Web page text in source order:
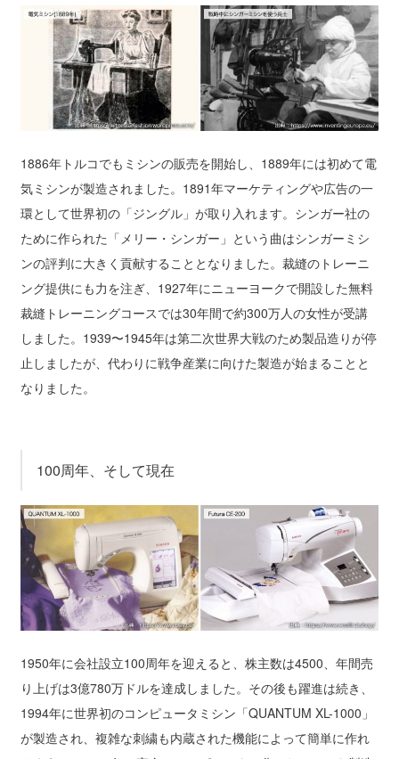
1886年トルコでもミシンの販売を開始し、1889年には初めて電
気ミシンが製造されました。1891年マーケティングや広告の一
環として世界初の「ジングル」が取り入れます。シンガー社の
ために作られた「メリー・シンガー」という曲はシンガーミシ
ンの評判に大きく貢献することとなりました。裁縫のトレーニ
ング提供にも力を注ぎ、1927年にニューヨークで開設した無料
裁縫トレーニングコースでは30年間で約300万人の女性が受講
しました。1939〜1945年は第二次世界大戦のため製品造りが停
止しましたが、代わりに戦争産業に向けた製造が始まることと
なりました。
100周年、そして現在
1950年に会社設立100周年を迎えると、株主数は4500、年間売
り上げは3億780万ドルを達成しました。その後も躍進は続き、
1994年に世界初のコンピュータミシン「QUANTUM XL-1000」
が製造され、複雑な刺繍も内蔵された機能によって簡単に作れ